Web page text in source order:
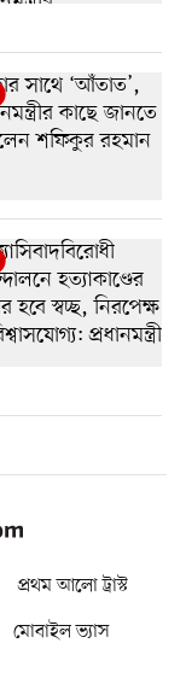
প্রথম আলো ট্রাস্ট
মোবাইল ভ্যাস